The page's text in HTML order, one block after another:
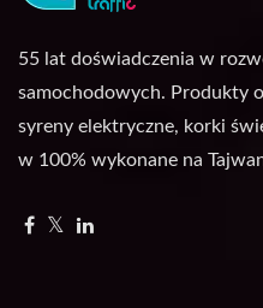
55 lat doświadczenia w
samochodowych. Produkty
syreny elektryczne, korki
w 100% wykonane na